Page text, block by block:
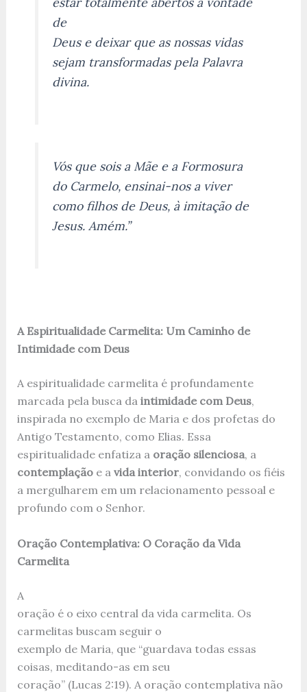
de
Deus e deixar que as nossas vidas
sejam transformadas pela Palavra
divina.
Vós que sois a Mãe e a Formosura
do Carmelo, ensinai-nos a viver
como filhos de Deus, à imitação de
Jesus. Amém.”
A Espiritualidade Carmelita: Um Caminho de
Intimidade com Deus
A espiritualidade carmelita é profundamente
marcada pela busca da intimidade com Deus,
inspirada no exemplo de Maria e dos profetas do
Antigo Testamento, como Elias. Essa
espiritualidade enfatiza a oração silenciosa, a
contemplaçãoe a vida interior, convidando os fiéis
a mergulharem em um relacionamento pessoal e
profundo com o Senhor.
Oração Contemplativa: O Coração da Vida
Carmelita
A
oração é o eixo central da vida carmelita. Os
carmelitas buscam seguir o
exemplo de Maria, que “guardava todas essas
coisas, meditando-as em seu
coração” (Lucas 2:19). A oração contemplativa não